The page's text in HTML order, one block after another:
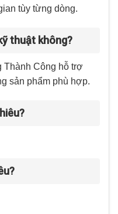
tùy từng dòng.
thuật không?
Thành Công hỗ trợ
sản phẩm phù hợp.